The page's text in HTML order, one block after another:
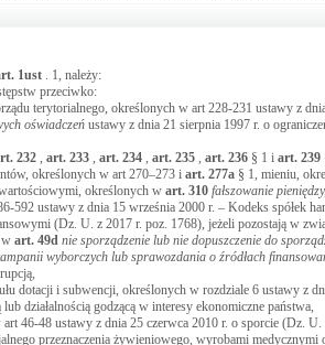
1ust . 1, należy:
przeciwko:
terytorialnego, określonych w art 228-231 ustawy z
oświadczeń ustawy z dnia 21 sierpnia 1997 r. o
232 , art. 233 , art. 234 , art. 235 , art. 236 § 1 i art. 239
określonych w art 270–273 i art. 277a § 1, mieniu,
określonych w art. 310 fałszowanie
592 ustawy z dnia 15 września 2000 r. – Kodeks spółek
(Dz. U. z 2017 r. poz. 1768), jeżeli pozostają w
w art. 49d nie sporządzenie lub nie dopuszczenie do
wyborczych lub sprawozdania o źródłach
dotacji i subwencji, określonych w rozdziale 6 ustawy z
działalnością godzącą w interesy ekonomiczne państwa,
46-48 ustawy z dnia 25 czerwca 2010 r. o sporcie (Dz.
przeznaczenia żywieniowego, wyrobami medycznymi